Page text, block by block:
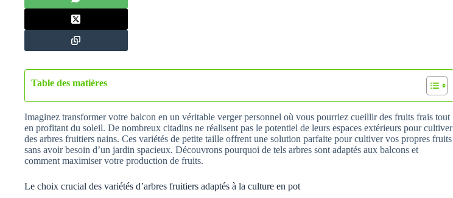
Table des matières
Imaginez transformer votre balcon en un véritable verger personnel où vous pourriez cueillir des fruits frais tout
en profitant du soleil. De nombreux citadins ne réalisent pas le potentiel de leurs espaces extérieurs pour cultiver
des arbres fruitiers nains. Ces variétés de petite taille offrent une solution parfaite pour cultiver vos propres fruits
sans avoir besoin d’un jardin spacieux. Découvrons pourquoi de tels arbres sont adaptés aux balcons et
comment maximiser votre production de fruits.
Le choix crucial des variétés d’arbres fruitiers adaptés à la culture en pot